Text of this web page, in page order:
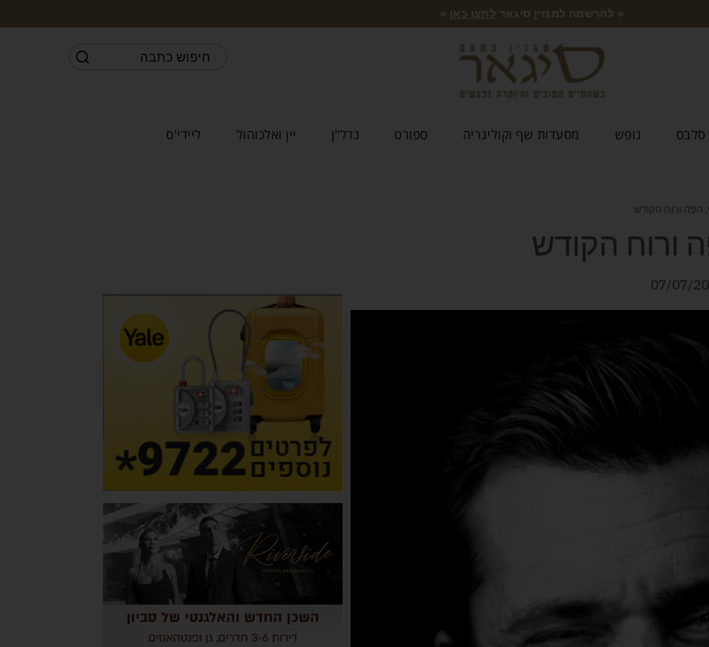
« להרשמה למגזין סיגאר לחצו כאן »
סלבס נופש מסעדות שף וקולינריה ספורט נדל"ן יין ואלכוהול ליידי'ס
ורוח הקודש
ורוח הקודש
07/07/